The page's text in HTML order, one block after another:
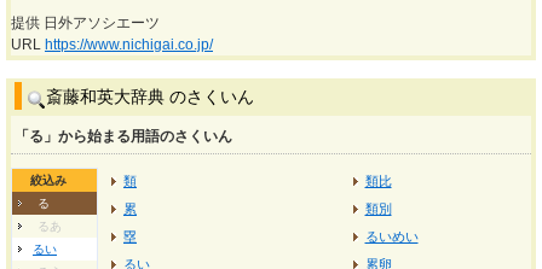
提供 日外アソシエーツ
URL https://www.nichigai.co.jp/
斎藤和英大辞典 のさくいん
「る」から始まる用語のさくいん
絞込み
る
るあ
るい
類
累
塁
るい
類比
類別
るいめい
累卵